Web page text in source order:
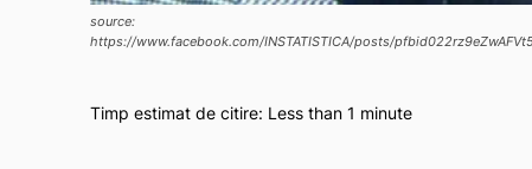
source:
https://www.facebook.com/INSTATISTICA/posts/
Timp estimat de citire: Less than 1 minute